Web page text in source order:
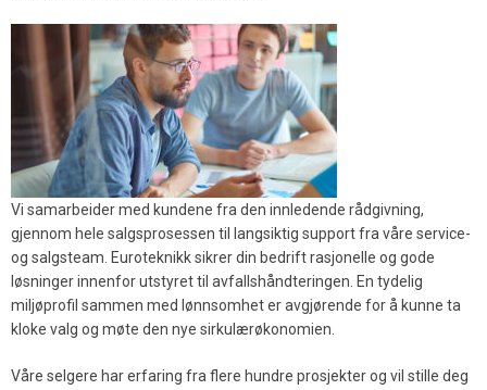
Vi samarbeider med kundene fra den innledende rådgivning,
gjennom hele salgsprosessen til langsiktig support fra våre service-
og salgsteam. Euroteknikk sikrer din bedrift rasjonelle og gode
løsninger innenfor utstyret til avfallshåndteringen. En tydelig
miljøprofil sammen med lønnsomhet er avgjørende for å kunne ta
kloke valg og møte den nye sirkulærøkonomien.
Våre selgere har erfaring fra flere hundre prosjekter og vil stille deg